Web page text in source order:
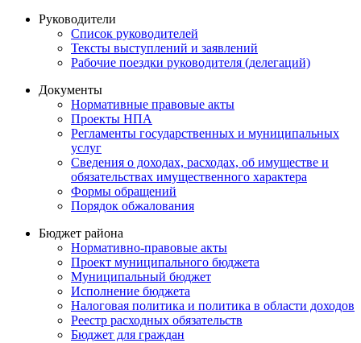
Руководители
Список руководителей
Тексты выступлений и заявлений
Рабочие поездки руководителя (делегаций)
Документы
Нормативные правовые акты
Проекты НПА
Регламенты государственных и муниципальных
услуг
Сведения о доходах, расходах, об имуществе и
обязательствах имущественного характера
Формы обращений
Порядок обжалования
Бюджет района
Нормативно-правовые акты
Проект муниципального бюджета
Муниципальный бюджет
Исполнение бюджета
Налоговая политика и политика в области доходов
Реестр расходных обязательств
Бюджет для граждан